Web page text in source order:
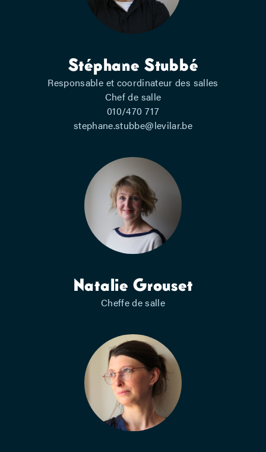
Stéphane Stubbé
Responsable et coordinateur des salles
Chef de salle
010/470 717
stephane.stubbe@levilar.be
Natalie Grouset
Cheffe de salle